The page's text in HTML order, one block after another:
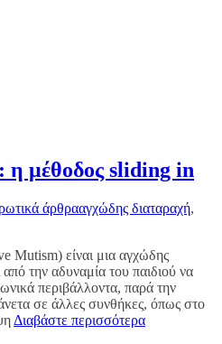
η μέθοδος sliding in
άρθρααγχώδης διαταραχή,
Mutism) είναι μια αγχώδης
την αδυναμία του παιδιού να
περιβάλλοντα, παρά την
σε άλλες συνθήκες, όπως στο
Διαβάστε περισσότερα